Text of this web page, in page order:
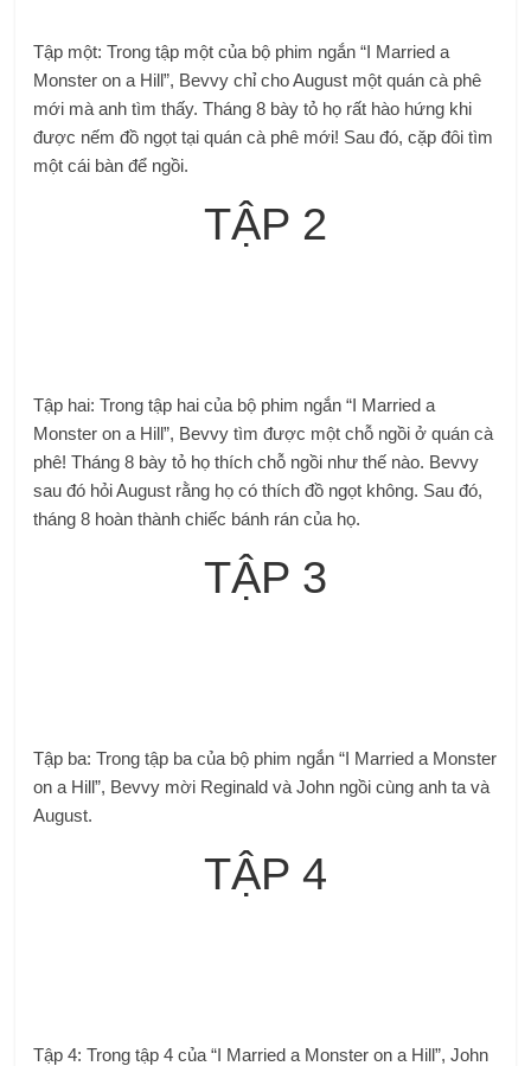
Tập một: Trong tập một của bộ phim ngắn “I Married a
Monster on a Hill”, Bevvy chỉ cho August một quán cà phê
mới mà anh tìm thấy. Tháng 8 bày tỏ họ rất hào hứng khi
được nếm đồ ngọt tại quán cà phê mới! Sau đó, cặp đôi tìm
một cái bàn để ngồi.
TẬP 2
Tập hai: Trong tập hai của bộ phim ngắn “I Married a
Monster on a Hill”, Bevvy tìm được một chỗ ngồi ở quán cà
phê! Tháng 8 bày tỏ họ thích chỗ ngồi như thế nào. Bevvy
sau đó hỏi August rằng họ có thích đồ ngọt không. Sau đó,
tháng 8 hoàn thành chiếc bánh rán của họ.
TẬP 3
Tập ba: Trong tập ba của bộ phim ngắn “I Married a Monster
on a Hill”, Bevvy mời Reginald và John ngồi cùng anh ta và
August.
TẬP 4
Tập 4: Trong tập 4 của “I Married a Monster on a Hill”, John